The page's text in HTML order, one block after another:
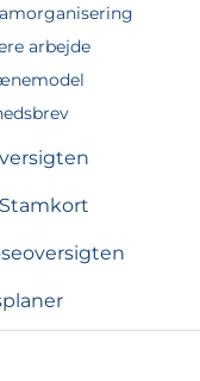
arbejde